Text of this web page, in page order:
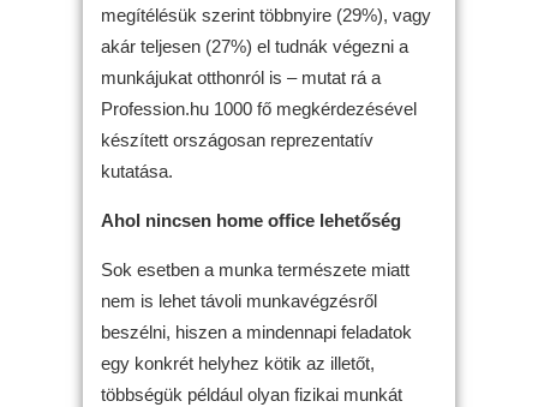
megítélésük szerint többnyire (29%), vagy
akár teljesen (27%) el tudnák végezni a
munkájukat otthonról is – mutat rá a
Profession.hu 1000 fő megkérdezésével
készített országosan reprezentatív
kutatása.
Ahol nincsen home office lehetőség
Sok esetben a munka természete miatt
nem is lehet távoli munkavégzésről
beszélni, hiszen a mindennapi feladatok
egy konkrét helyhez kötik az illetőt,
többségük például olyan fizikai munkát